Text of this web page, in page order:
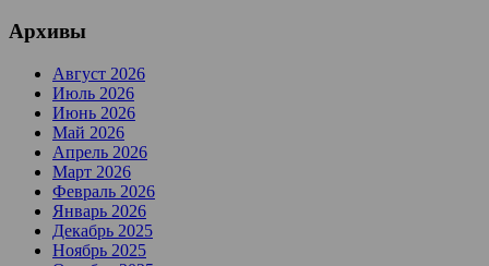
Архивы
Август 2026
Июль 2026
Июнь 2026
Май 2026
Апрель 2026
Март 2026
Февраль 2026
Январь 2026
Декабрь 2025
Ноябрь 2025